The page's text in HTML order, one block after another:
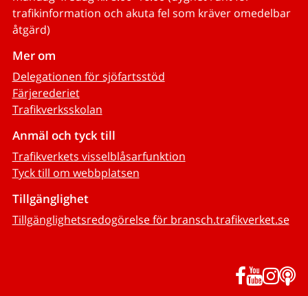
trafikinformation och akuta fel som kräver omedelbar
åtgärd)
Mer om
Delegationen för sjöfartsstöd
Färjerederiet
Trafikverksskolan
Anmäl och tyck till
Trafikverkets visselblåsarfunktion
Tyck till om webbplatsen
Tillgänglighet
Tillgänglighetsredogörelse för bransch.trafikverket.se
Facebook
YouTube